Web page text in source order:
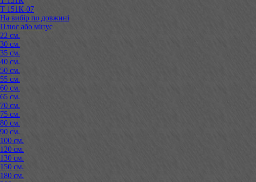
Т 151К-07
На вибір по довжині
Плюс або мінус
22 см.
30 см.
35 см.
40 см.
50 см.
55 см.
60 см.
65 см.
70 см.
75 см.
80 см.
90 см.
100 см.
120 см.
130 см.
150 см.
180 см.